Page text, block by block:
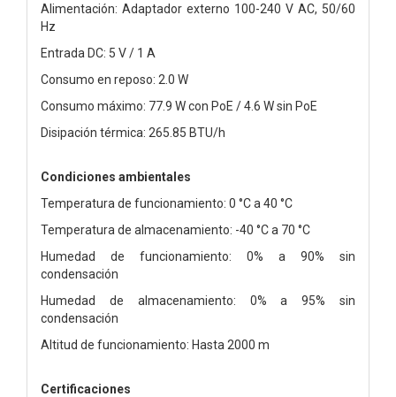
Alimentación: Adaptador externo 100-240 V AC, 50/60
Hz
Entrada DC: 5 V / 1 A
Consumo en reposo: 2.0 W
Consumo máximo: 77.9 W con PoE / 4.6 W sin PoE
Disipación térmica: 265.85 BTU/h
Condiciones ambientales
Temperatura de funcionamiento: 0 °C a 40 °C
Temperatura de almacenamiento: -40 °C a 70 °C
Humedad de funcionamiento: 0% a 90% sin
condensación
Humedad de almacenamiento: 0% a 95% sin
condensación
Altitud de funcionamiento: Hasta 2000 m
Certificaciones